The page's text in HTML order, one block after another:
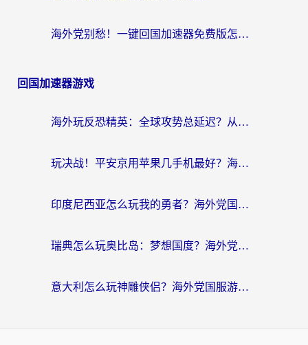
海外党别愁！一键回国加速器免费版怎么选？从踩坑到流畅访问的全攻略
回国加速器游戏
海外玩反恐精英：全球攻势总延迟？从瑞典玩神武4到外国玩黎明觉醒，选对加速器才是关键！
玩决战！平安京用苹果几手机最好？海外党必看的设备+加速器双攻略
印度尼西亚怎么玩我的勇者？海外党国服游戏加速避坑指南（附实况五行师解决方案）
瑞典怎么玩奥比岛：梦想国度？海外党亲测有效的国服游戏加速全攻略
意大利怎么玩神雕侠侣？海外党国服游戏加速终极指南（附欧洲玩王者王国保卫战4不卡技巧）